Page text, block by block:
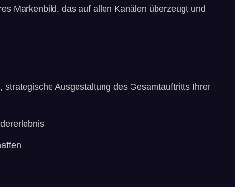
Markenbild, das auf allen Kanälen überzeugt und
Ausgestaltung des Gesamtauftritts Ihrer